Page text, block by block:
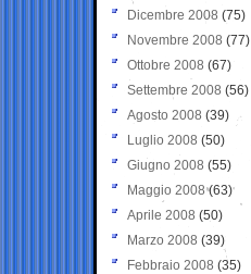
Dicembre 2008 (75)
Novembre 2008 (77)
Ottobre 2008 (67)
Settembre 2008 (56)
Agosto 2008 (39)
Luglio 2008 (50)
Giugno 2008 (55)
Maggio 2008(63)
Aprile 2008 (50)
Marzo 2008 (39)
Febbraio 2008 (35)